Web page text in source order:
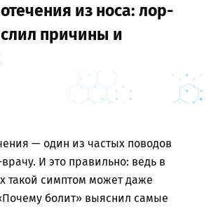
из носа: лор-
причины и
— один из частых поводов
И это правильно: ведь в
такой симптом может даже
болит» выяснил самые